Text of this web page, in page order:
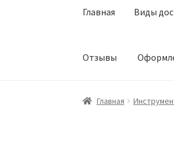
Главная Виды
Отзывы
Главная Виды доставки
Главная